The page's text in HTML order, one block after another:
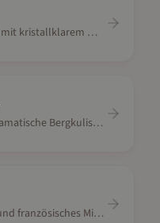
Toskanas größte Insel mit kristallklarem Wasser
Elegante Villen und dramatische Bergkulisse am Alpensee
Wilde Berglandschaft und französisches Mittelmeer